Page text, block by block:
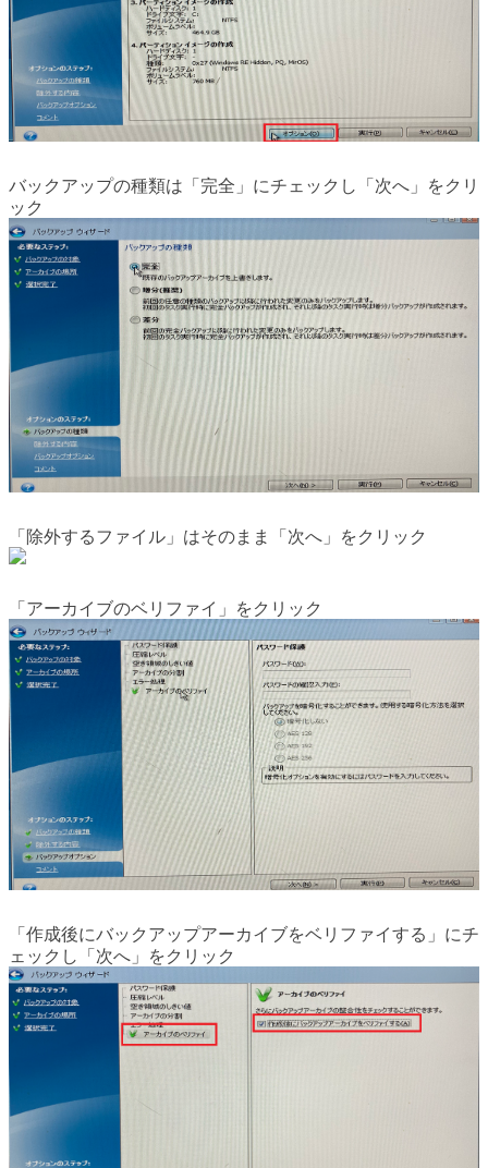
バックアップの種類は「完全」にチェックし「次へ」をクリ
ック
「除外するファイル」はそのまま「次へ」をクリック
「アーカイブのベリファイ」をクリック
「作成後にバックアップアーカイブをベリファイする」にチ
ェックし「次へ」をクリック